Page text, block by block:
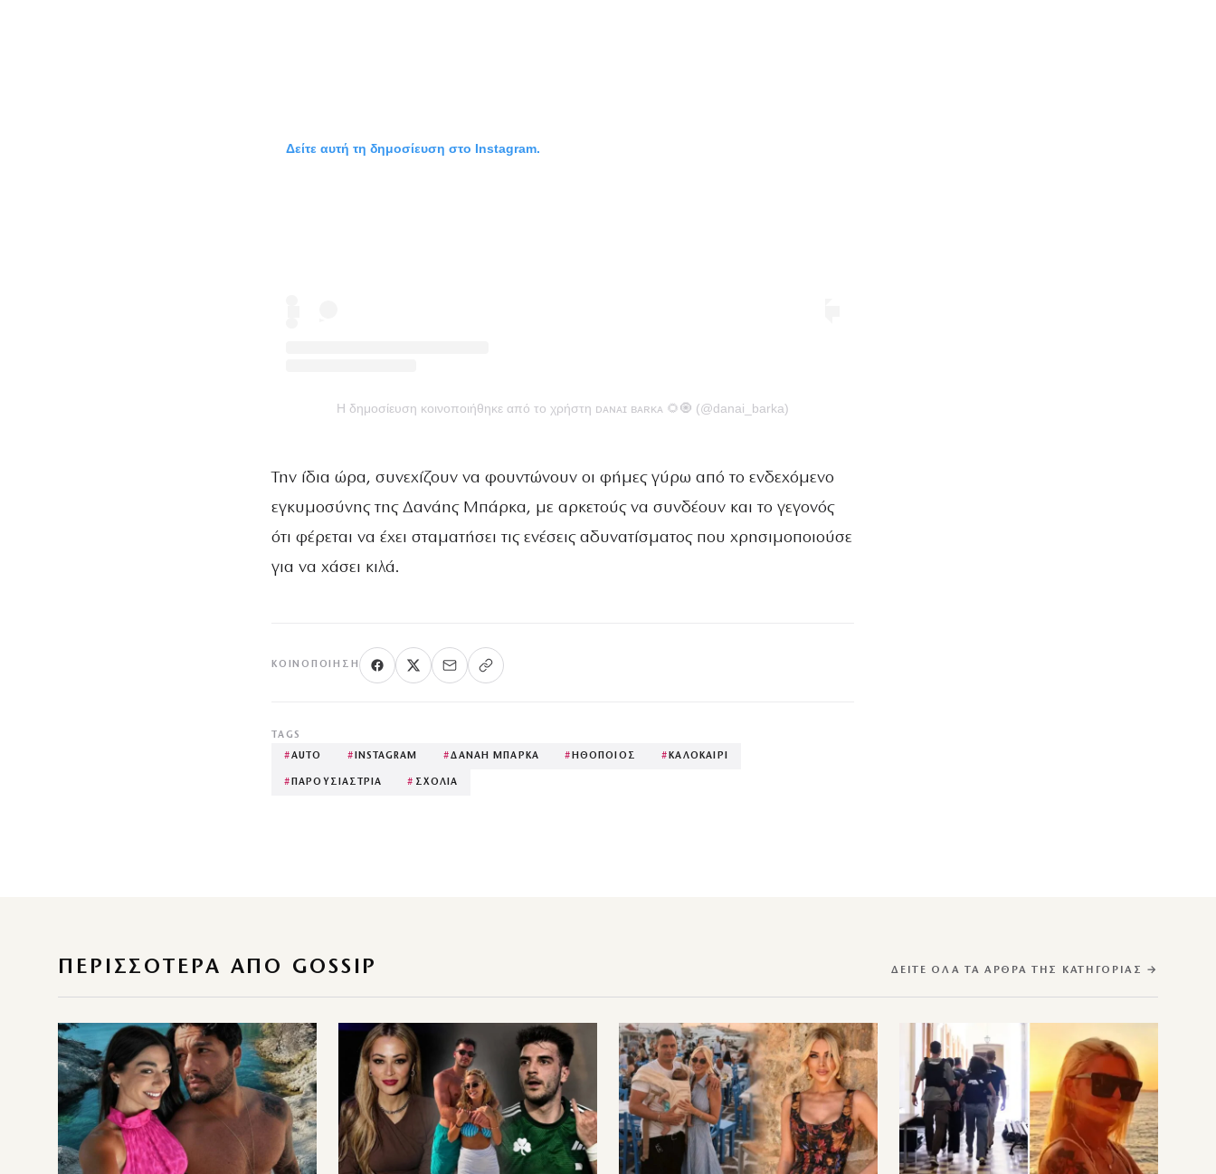
Δείτε αυτή τη δημοσίευση στο Instagram.
Η δημοσίευση κοινοποιήθηκε από το χρήστη ᴅᴀɴᴀɪ ʙᴀʀᴋᴀ 🌻🧿 (@danai_barka)
Την ίδια ώρα, συνεχίζουν να φουντώνουν οι φήμες γύρω από το ενδεχόμενο
εγκυμοσύνης της Δανάης Μπάρκα, με αρκετούς να συνδέουν και το γεγονός
ότι φέρεται να έχει σταματήσει τις ενέσεις αδυνατίσματος που χρησιμοποιούσε
για να χάσει κιλά.
ΚΟΙΝΟΠΟΊΗΣΗ
TAGS
#AUTO # INSTAGRAM #ΔΑΝΑΗ ΜΠΑΡΚΑ # ΗΘΟΠΟΙΟΣ # ΚΑΛΟΚΑΙΡΙ
# ΠΑΡΟΥΣΙΑΣΤΡΙΑ # ΣΧΟΛΙΑ
ΠΕΡΙΣΣΌΤΕΡΑ ΑΠΌ GOSSIP ΔΕΊΤΕ ΌΛΑ ΤΑ ΆΡΘΡΑ ΤΗΣ ΚΑΤΗΓΟΡΊΑΣ →